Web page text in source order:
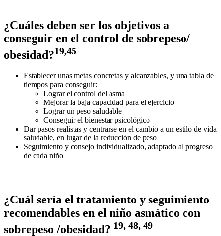
¿Cuáles deben ser los objetivos a
conseguir en el control de sobrepeso/
obesidad?19,45
Establecer unas metas concretas y alcanzables, y una tabla de
tiempos para conseguir:
Lograr el control del asma
Mejorar la baja capacidad para el ejercicio
Lograr un peso saludable
Conseguir el bienestar psicológico
Dar pasos realistas y centrarse en el cambio a un estilo de vida
saludable, en lugar de la reducción de peso
Seguimiento y consejo individualizado, adaptado al progreso
de cada niño
¿Cuál sería el tratamiento y seguimiento
recomendables en el niño asmático con
sobrepeso /obesidad? 19, 48, 49